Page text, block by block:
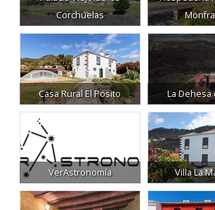
Casa Rural El Posito La
VerAstronomía Villa La